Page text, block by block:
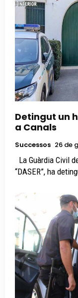
Detingut un
a Canals
Successos 26 de
“DASER”, ha